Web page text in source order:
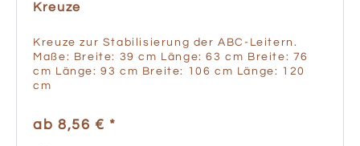
Kreuze
Kreuze zur Stabilisierung der ABC-Leitern.
Maße: Breite: 39 cm Länge: 63 cm Breite: 76
cm Länge: 93 cm Breite: 106 cm Länge: 120
cm
ab 8,56 € *